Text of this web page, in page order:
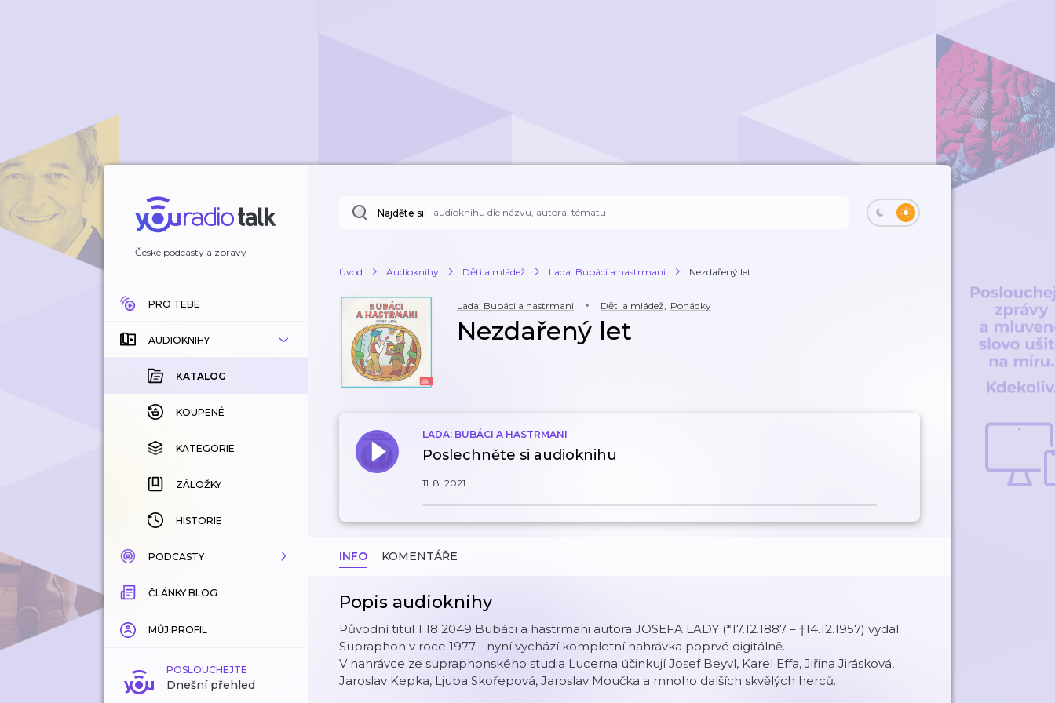
České podcasty a zprávy
PRO TEBE
AUDIOKNIHY
KATALOG
KOUPENÉ
KATEGORIE
ZÁLOŽKY
HISTORIE
PODCASTY
KATALOG
KATEGORIE
ZÁLOŽKY
ČLÁNKY BLOG
MŮJ PROFIL
POSLOUCHEJTE
Dnešní přehled
Najděte si:
Úvod Audioknihy Děti a mládež Lada: Bubáci a hastrmani Nezdařený let
Lada: Bubáci a hastrmani Děti a mládež, Pohádky
Nezdařený let
LADA: BUBÁCI A HASTRMANI
Poslechněte si audioknihu
11. 8. 2021
INFO KOMENTÁŘE
Popis audioknihy
Původní titul 1 18 2049 Bubáci a hastrmani autora JOSEFA LADY (*17.12.1887 – †14.12.1957) vydal
Supraphon v roce 1977 - nyní vychází kompletní nahrávka poprvé digitálně.
V nahrávce ze supraphonského studia Lucerna účinkují Josef Beyvl, Karel Effa, Jiřina Jirásková,
Jaroslav Kepka, Ljuba Skořepová, Jaroslav Moučka a mnoho dalších skvělých herců.